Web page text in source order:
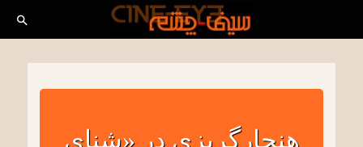
هنجارگریزی در «شنای